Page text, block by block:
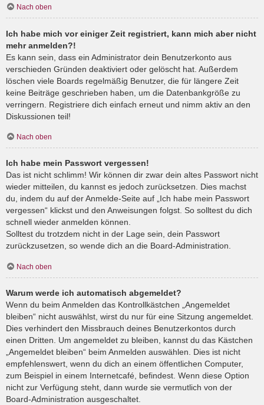
Nach oben
Ich habe mich vor einiger Zeit registriert, kann mich aber nicht
mehr anmelden?!
Es kann sein, dass ein Administrator dein Benutzerkonto aus
verschieden Gründen deaktiviert oder gelöscht hat. Außerdem
löschen viele Boards regelmäßig Benutzer, die für längere Zeit
keine Beiträge geschrieben haben, um die Datenbankgröße zu
verringern. Registriere dich einfach erneut und nimm aktiv an den
Diskussionen teil!
Nach oben
Ich habe mein Passwort vergessen!
Das ist nicht schlimm! Wir können dir zwar dein altes Passwort nicht
wieder mitteilen, du kannst es jedoch zurücksetzen. Dies machst
du, indem du auf der Anmelde-Seite auf „Ich habe mein Passwort
vergessen“ klickst und den Anweisungen folgst. So solltest du dich
schnell wieder anmelden können.
Solltest du trotzdem nicht in der Lage sein, dein Passwort
zurückzusetzen, so wende dich an die Board-Administration.
Nach oben
Warum werde ich automatisch abgemeldet?
Wenn du beim Anmelden das Kontrollkästchen „Angemeldet
bleiben“ nicht auswählst, wirst du nur für eine Sitzung angemeldet.
Dies verhindert den Missbrauch deines Benutzerkontos durch
einen Dritten. Um angemeldet zu bleiben, kannst du das Kästchen
„Angemeldet bleiben“ beim Anmelden auswählen. Dies ist nicht
empfehlenswert, wenn du dich an einem öffentlichen Computer,
zum Beispiel in einem Internetcafé, befindest. Wenn diese Option
nicht zur Verfügung steht, dann wurde sie vermutlich von der
Board-Administration ausgeschaltet.